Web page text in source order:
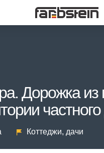
Дорожка из
Коттеджи, дачи